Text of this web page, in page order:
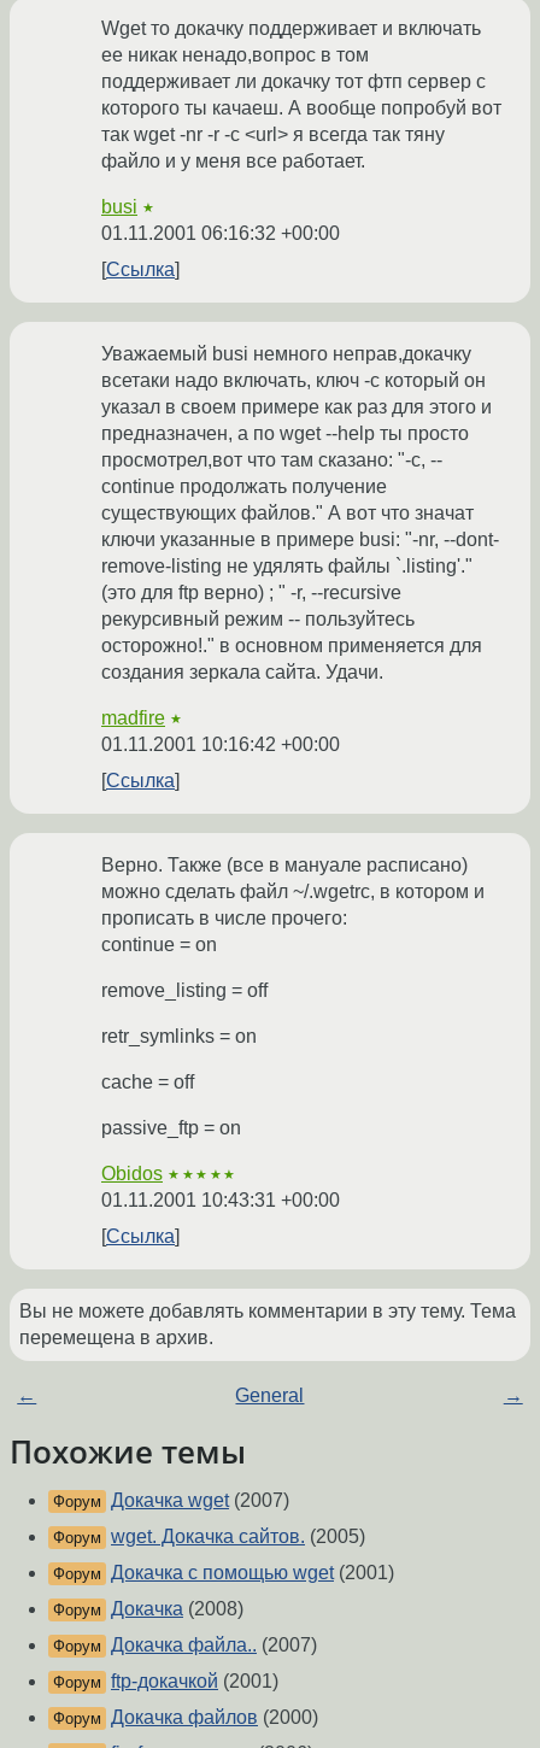
Wget то докачку поддерживает и включать
ее никак ненадо,вопрос в том
поддерживает ли докачку тот фтп сервер с
которого ты качаеш. А вообще попробуй вот
так wget -nr -r -c <url> я всегда так тяну
файло и у меня все работает.
busi ★
01.11.2001 06:16:32 +00:00
Ссылка
Уважаемый busi немного неправ,докачку
всетаки надо включать, ключ -с который он
указал в своем примере как раз для этого и
предназначен, а по wget --help ты просто
просмотрел,вот что там сказано: "-c, --
continue продолжать получение
существующих файлов." А вот что значат
ключи указанные в примере busi: "-nr, --dont-
remove-listing не удялять файлы `.listing'."
(это для ftp верно) ; " -r, --recursive
рекурсивный режим -- пользуйтесь
осторожно!." в основном применяется для
создания зеркала сайта. Удачи.
madfire ★
01.11.2001 10:16:42 +00:00
Ссылка
Верно. Также (все в мануале расписано)
можно сделать файл ~/.wgetrc, в котором и
прописать в числе прочего:
continue = on
remove_listing = off
retr_symlinks = on
cache = off
passive_ftp = on
Obidos ★★★★★
01.11.2001 10:43:31 +00:00
Ссылка
Вы не можете добавлять комментарии в эту тему. Тема
перемещена в архив.
← General →
Похожие темы
Форум Докачка wget(2007)
Форум wget. Докачка сайтов. (2005)
Форум Докачка с помощью wget(2001)
Форум Докачка (2008)
Форум Докачка файла.. (2007)
Форум ftp-докачкой (2001)
Форум Докачка файлов (2000)